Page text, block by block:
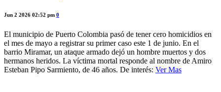
Jun 2 2026 02:52 pm 0
El municipio de Puerto Colombia pasó de tener cero homicidios en
el mes de mayo a registrar su primer caso este 1 de junio. En el
barrio Miramar, un ataque armado dejó un hombre muertos y dos
hermanos heridos. La víctima mortal responde al nombre de Amiro
Esteban Pipo Sarmiento, de 46 años. De interés: Ver Mas